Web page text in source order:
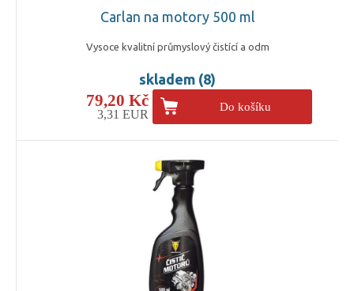
Carlan na motory 500 ml
Vysoce kvalitní průmyslový čistící a odm
skladem (8)
79,20 Kč
3,31 EUR
Do košíku